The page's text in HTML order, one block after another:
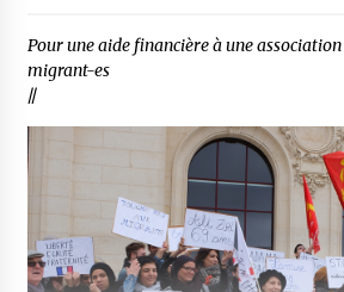
Pour une aide financière à une
migrant-es
//